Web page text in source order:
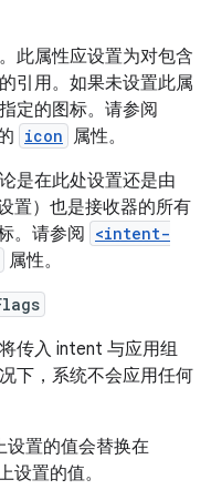
此属性应设置为对包含
引用。如果未设置此属
定的图标。请参阅
icon 属性。
是在此处设置还是由
置）也是接收器的所有
。请参阅
<intent-
属性。
传入 intent 与应用组
下，系统不会应用任何
设置的值会替换在
设置的值。